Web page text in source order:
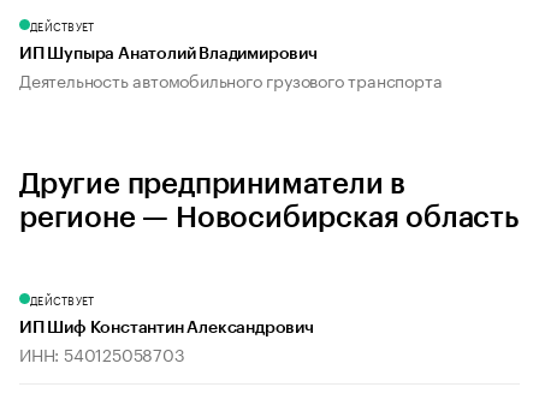
ДЕЙСТВУЕТ
ИП Шупыра Анатолий Владимирович
Деятельность автомобильного грузового транспорта
Другие предприниматели в
регионе — Новосибирская область
ДЕЙСТВУЕТ
ИП Шиф Константин Александрович
ИНН: 540125058703